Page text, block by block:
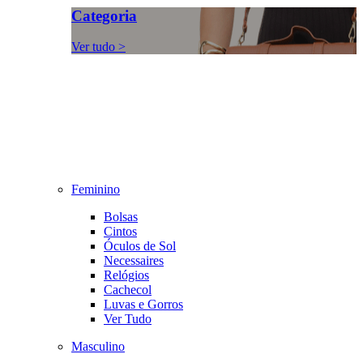
Categoria
Ver tudo >
Feminino
Bolsas
Cintos
Óculos de Sol
Necessaires
Relógios
Cachecol
Luvas e Gorros
Ver Tudo
Masculino